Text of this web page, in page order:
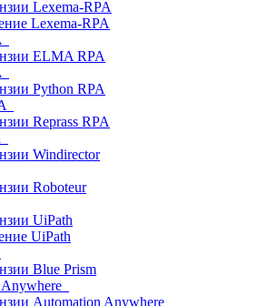
Lexema-RPA
Lexema-RPA
ELMA RPA
Python RPA
Reprass RPA
Windirector
Roboteur
UiPath
UiPath
Blue Prism
Automation Anywhere